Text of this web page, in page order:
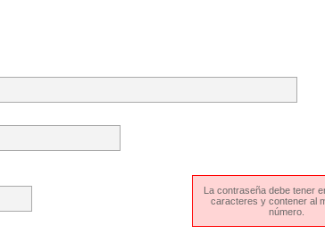
La contraseña debe tener
caracteres y contener al
número.